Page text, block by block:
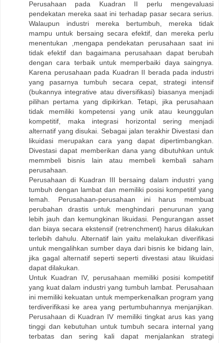
Perusahaan pada Kuadran II perlu mengevaluasi
pendekatan mereka saat ini terhadap pasar secara serius.
Walaupun industri mereka bertumbuh, mereka tidak
mampu untuk bersaing secara efektif, dan mereka perlu
menentukan ,mengapa pendekatan perusahaan saat ini
tidak efektif dan bagaimana perusahaan dapat berubah
dengan cara terbaik untuk memperbaiki daya saingnya.
Karena perusahaan pada Kuadran II berada pada industri
yang pasarnya tumbuh secara cepat, strategi intensif
(bukannya integrative atau diversifikasi) biasanya menjadi
pilihan pertama yang dipikirkan. Tetapi, jika perusahaan
tidak memiliki kompetensi yang unik atau keunggulan
kompetitif, maka integrasi horizontal sering menjadi
alternatif yang disukai. Sebagai jalan terakhir Divestasi dan
likuidasi merupakan cara yang dapat dipertimbangkan.
Divestasi dapat memberikan dana yang dibutuhkan untuk
memmbeli bisnis lain atau membeli kembali saham
perusahaan.
Perusahaan di Kuadran III bersaing dalam industri yang
tumbuh dengan lambat dan memiliki posisi kompetitif yang
lemah. Perusahaan-perusahaan ini harus membuat
perubahan drastis untuk menghindari penurunan yang
lebih jauh dan kemungkinan likuidasi. Pengurangan asset
dan biaya secara ekstensif (retrenchment) harus dilakukan
terlebih dahulu. Alternatif lain yaitu melakukan diverifikasi
untuk mengalihkan sumber daya dari bisnis ke bidang lain,
jika gagal alternatif seperti seperti divestasi atau likuidasi
dapat dilakukan.
Untuk Kuadran IV, perusahaan memiliki posisi kompetitif
yang kuat dalam industri yang tumbuh lambat. Perusahaan
ini memiliki kekuatan untuk memperkenalkan program yang
terdiverifikasi ke area yang pertumbuhannya menjanjikan.
Perusahaan di Kuadran IV memiliki tingkat arus kas yang
tinggi dan kebutuhan untuk tumbuh secara internal yang
terbatas dan sering kali dapat menjalankan strategi